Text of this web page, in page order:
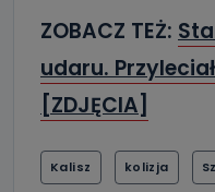
ZOBACZ TEŻ:
udaru.
[ZDJĘCIA]
Kalisz kolizja